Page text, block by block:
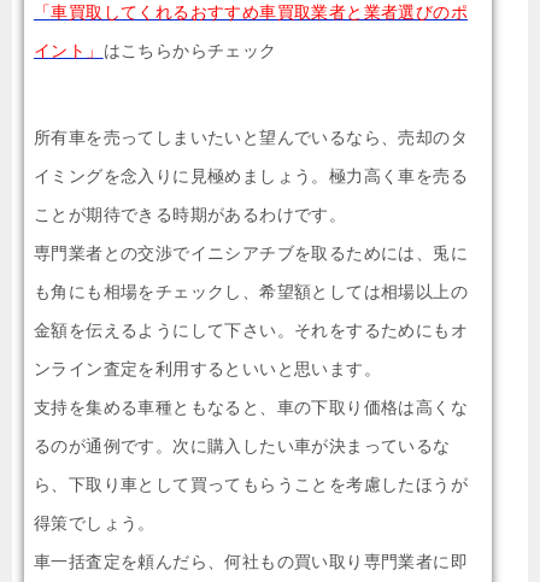
「車買取してくれるおすすめ車買取業者と業者選びのポ
イント」 はこちらからチェック
所有車を売ってしまいたいと望んでいるなら、売却のタ
イミングを念入りに見極めましょう。極力高く車を売る
ことが期待できる時期があるわけです。
専門業者との交渉でイニシアチブを取るためには、兎に
も角にも相場をチェックし、希望額としては相場以上の
金額を伝えるようにして下さい。それをするためにもオ
ンライン査定を利用するといいと思います。
支持を集める車種ともなると、車の下取り価格は高くな
るのが通例です。次に購入したい車が決まっているな
ら、下取り車として買ってもらうことを考慮したほうが
得策でしょう。
車一括査定を頼んだら、何社もの買い取り専門業者に即